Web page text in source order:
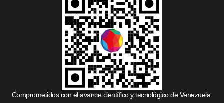
Comprometidos con el avance científico y tecnológico de Venezuela.